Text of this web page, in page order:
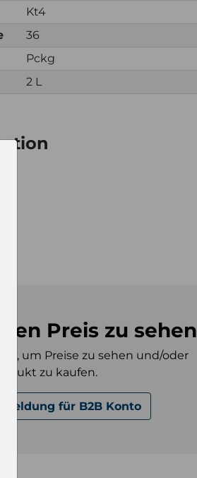
Kt4
36
Pckg
2 L
Preis zu sehen
um Preise zu sehen und/oder
zu kaufen.
für B2B Konto